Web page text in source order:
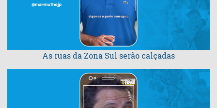
As ruas da Zona Sul serão calçadas